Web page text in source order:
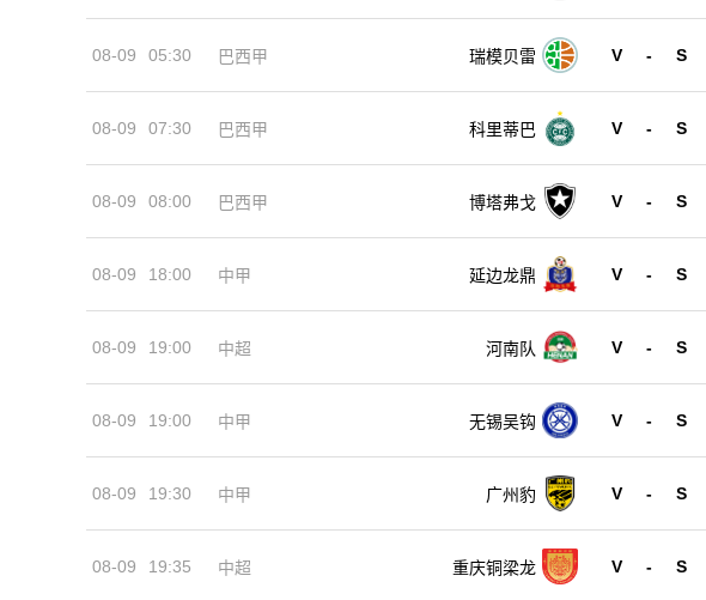
08-09 05:30 巴西甲 瑞模贝雷 V - S
08-09 07:30 巴西甲 科里蒂巴 V - S
08-09 08:00 巴西甲 博塔弗戈 V - S
08-09 18:00 中甲 延边龙鼎 V - S
08-09 19:00 中超 河南队 V - S
08-09 19:00 中甲 无锡吴钩 V - S
08-09 19:30 中甲 广州豹 V - S
08-09 19:35 中超 重庆铜梁龙 V - S